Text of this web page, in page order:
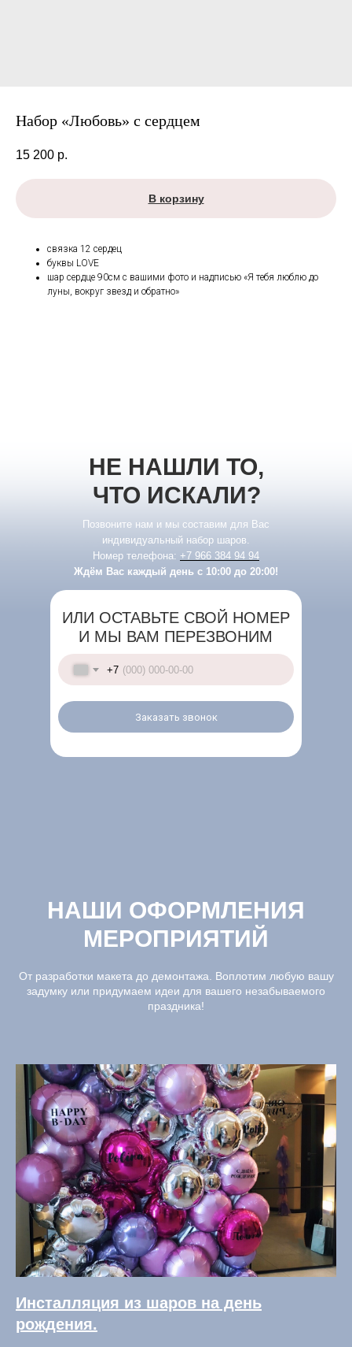
Набор «Любовь» с сердцем
15 200 р.
В корзину
связка 12 сердец
буквы LOVE
шар сердце 90см с вашими фото и надписью «Я тебя люблю до
луны, вокруг звезд и обратно»
НЕ НАШЛИ ТО,
ЧТО ИСКАЛИ?
Позвоните нам и мы составим для Вас
индивидуальный набор шаров.
Номер телефона: +7 966 384 94 94
Ждём Вас каждый день с 10:00 до 20:00!
ИЛИ ОСТАВЬТЕ СВОЙ НОМЕР
И МЫ ВАМ ПЕРЕЗВОНИМ
+7
Заказать звонок
НАШИ ОФОРМЛЕНИЯ
МЕРОПРИЯТИЙ
От разработки макета до демонтажа. Воплотим любую вашу
задумку или придумаем идеи для вашего незабываемого
праздника!
Инсталляция из шаров на день
рождения.